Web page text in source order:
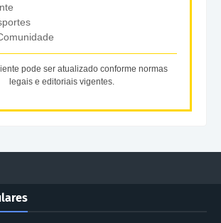
pode ser atualizado conforme normas
legais e editoriais vigentes.